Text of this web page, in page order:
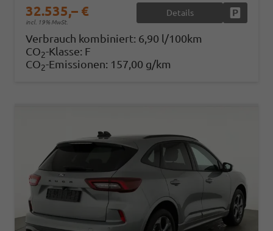
32.535,– €
incl. 19% MwSt.
Details
Verbrauch kombiniert: 6,90 l/100km
CO2-Klasse: F
CO2-Emissionen: 157,00 g/km